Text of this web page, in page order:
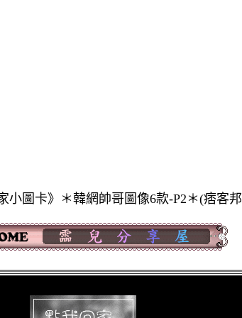
小圖卡》＊韓網帥哥圖像6款-P2＊(痞客